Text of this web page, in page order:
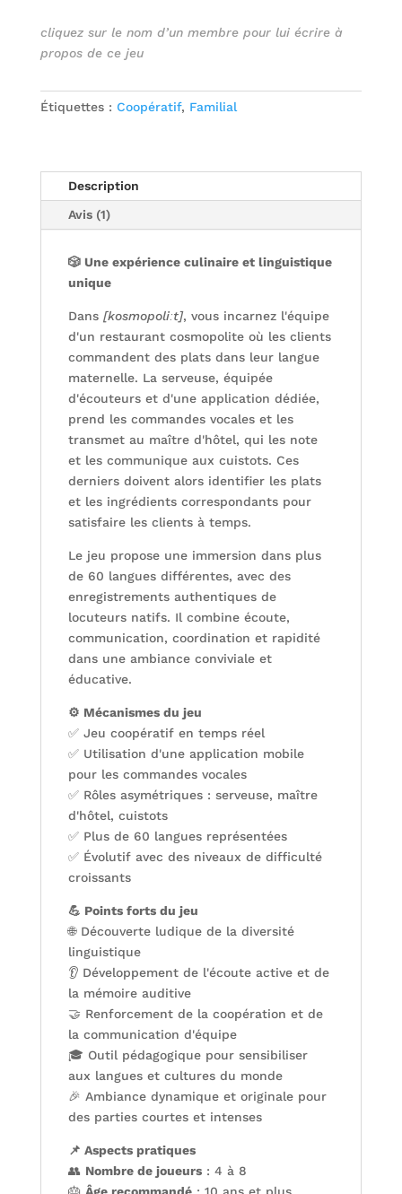
cliquez sur le nom d’un membre pour lui écrire à
propos de ce jeu
Étiquettes : Coopératif, Familial
Description
Avis (1)
🎲 Une expérience culinaire et linguistique
unique
Dans [kosmopoliːt], vous incarnez l'équipe
d'un restaurant cosmopolite où les clients
commandent des plats dans leur langue
maternelle. La serveuse, équipée
d'écouteurs et d'une application dédiée,
prend les commandes vocales et les
transmet au maître d'hôtel, qui les note
et les communique aux cuistots. Ces
derniers doivent alors identifier les plats
et les ingrédients correspondants pour
satisfaire les clients à temps.
Le jeu propose une immersion dans plus
de 60 langues différentes, avec des
enregistrements authentiques de
locuteurs natifs. Il combine écoute,
communication, coordination et rapidité
dans une ambiance conviviale et
éducative.
⚙️ Mécanismes du jeu
✅ Jeu coopératif en temps réel
✅ Utilisation d'une application mobile
pour les commandes vocales
✅ Rôles asymétriques : serveuse, maître
d'hôtel, cuistots
✅ Plus de 60 langues représentées
✅ Évolutif avec des niveaux de difficulté
croissants
💪 Points forts du jeu
🌐 Découverte ludique de la diversité
linguistique
👂 Développement de l'écoute active et de
la mémoire auditive
🤝 Renforcement de la coopération et de
la communication d'équipe
🎓 Outil pédagogique pour sensibiliser
aux langues et cultures du monde
🎉 Ambiance dynamique et originale pour
des parties courtes et intenses
📌 Aspects pratiques
👥 Nombre de joueurs: 4 à 8